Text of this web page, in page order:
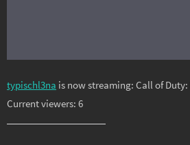
typischl3na is now streaming: Call of
Current viewers: 6